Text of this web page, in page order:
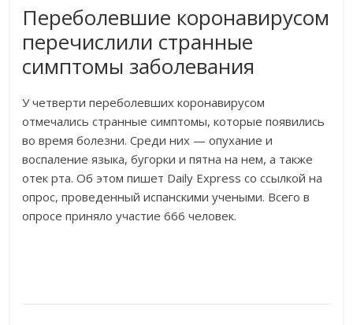
Переболевшие коронавирусом
перечислили странные
симптомы заболевания
У четверти переболевших коронавирусом
отмечались странные симптомы, которые появились
во время болезни. Среди них — опухание и
воспаление языка, бугорки и пятна на нем, а также
отек рта. Об этом пишет Daily Express со ссылкой на
опрос, проведенный испанскими учеными. Всего в
опросе приняло участие 666 человек.